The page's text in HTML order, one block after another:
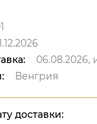
06.08.2026,
Венгрия
доставки: